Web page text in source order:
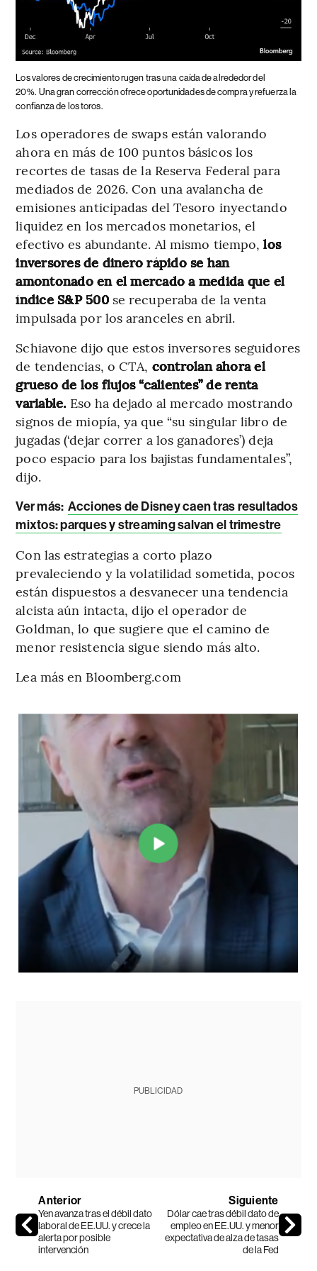
Los valores de crecimiento rugen tras una caída de alrededor del
20%. Una gran corrección ofrece oportunidades de compra y refuerza la
confianza de los toros.
Los operadores de swaps están valorando
ahora en más de 100 puntos básicos los
recortes de tasas de la Reserva Federal para
mediados de 2026. Con una avalancha de
emisiones anticipadas del Tesoro inyectando
liquidez en los mercados monetarios, el
efectivo es abundante. Al mismo tiempo,los
inversores de dinero rápido se han
amontonado en el mercado a medida que el
índice S&P 500se recuperaba de la venta
impulsada por los aranceles en abril.
Schiavone dijo que estos inversores seguidores
de tendencias, o CTA, controlan ahora el
grueso de los flujos “calientes” de renta
variable. Eso ha dejado al mercado mostrando
signos de miopía, ya que “su singular libro de
jugadas (‘dejar correr a los ganadores’) deja
poco espacio para los bajistas fundamentales”,
dijo.
Ver más: Acciones de Disney caen tras resultados
mixtos: parques y streaming salvan el trimestre
Con las estrategias a corto plazo
prevaleciendo y la volatilidad sometida, pocos
están dispuestos a desvanecer una tendencia
alcista aún intacta, dijo el operador de
Goldman, lo que sugiere que el camino de
menor resistencia sigue siendo más alto.
Lea más en Bloomberg.com
PUBLICIDAD
Anterior
Yen avanza tras el débil dato
laboral de EE.UU. y crece la
alerta por posible
intervención
Siguiente
Dólar cae tras débil dato de
empleo en EE.UU. y menor
expectativa de alza de tasas
de la Fed